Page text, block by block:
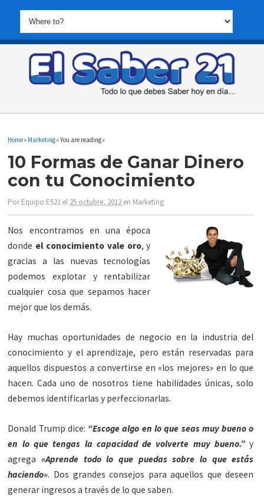
Home» Marketing» You are reading »
10 Formas de Ganar Dinero
con tu Conocimiento
PorEquipo ES21 el 25 octubre, 2012 en Marketing
Nos encontramos en una época
donde el conocimiento vale oro, y
gracias a las nuevas tecnologías
podemos explotar y rentabilizar
cualquier cosa que sepamos hacer
mejor que los demás.
Hay muchas oportunidades de negocio en la industria del
conocimiento y el aprendizaje, pero están reservadas para
aquellos dispuestos a convertirse en «los mejores» en lo que
hacen. Cada uno de nosotros tiene habilidades únicas, solo
debemos identificarlas y perfeccionarlas.
Donald Trump dice: “Escoge algo en lo que seas muy bueno o
en lo que tengas la capacidad de volverte muy bueno.” y
agrega«Aprende todo lo que puedas sobre lo que estás
haciendo». Dos grandes consejos para aquellos que deseen
generar ingresos a través de lo que saben.